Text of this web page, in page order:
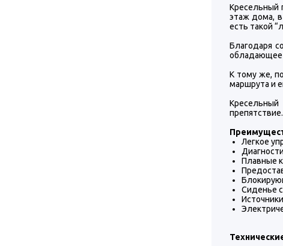
Кресельный
этаж дома,
есть такой
Благодаря
обладающее
К тому же,
маршрута и
Легкое
Плавные
Сиденье